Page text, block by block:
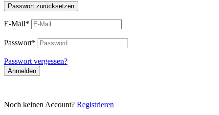
Passwort zurücksetzen
E-Mail*
Passwort*
Passwort vergessen?
Anmelden
Noch keinen Account? Registrieren